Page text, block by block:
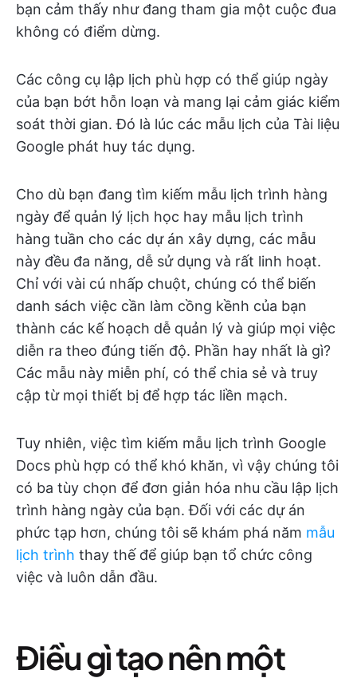
bạn cảm thấy như đang tham gia một cuộc đua
không có điểm dừng.
Các công cụ lập lịch phù hợp có thể giúp ngày
của bạn bớt hỗn loạn và mang lại cảm giác kiểm
soát thời gian. Đó là lúc các mẫu lịch của Tài liệu
Google phát huy tác dụng.
Cho dù bạn đang tìm kiếm mẫu lịch trình hàng
ngày để quản lý lịch học hay mẫu lịch trình
hàng tuần cho các dự án xây dựng, các mẫu
này đều đa năng, dễ sử dụng và rất linh hoạt.
Chỉ với vài cú nhấp chuột, chúng có thể biến
danh sách việc cần làm cồng kềnh của bạn
thành các kế hoạch dễ quản lý và giúp mọi việc
diễn ra theo đúng tiến độ. Phần hay nhất là gì?
Các mẫu này miễn phí, có thể chia sẻ và truy
cập từ mọi thiết bị để hợp tác liền mạch.
Tuy nhiên, việc tìm kiếm mẫu lịch trình Google
Docs phù hợp có thể khó khăn, vì vậy chúng tôi
có ba tùy chọn để đơn giản hóa nhu cầu lập lịch
trình hàng ngày của bạn. Đối với các dự án
phức tạp hơn, chúng tôi sẽ khám phá năm mẫu
lịch trình thay thế để giúp bạn tổ chức công
việc và luôn dẫn đầu.
Điều gì tạo nên một